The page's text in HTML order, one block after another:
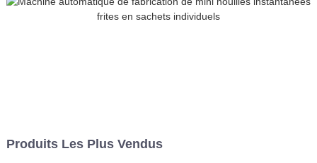
Produits Les Plus Vendus